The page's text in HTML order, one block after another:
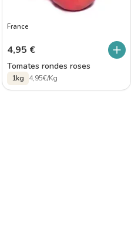
France
4,95 €
Tomates rondes roses
1kg 4,95€/Kg